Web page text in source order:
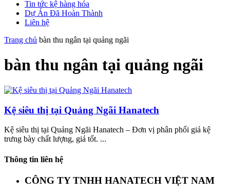
Tin tức kệ hàng hóa
Dự Án Đã Hoàn Thành
Liên hệ
Trang chủ bàn thu ngân tại quảng ngãi
bàn thu ngân tại quảng ngãi
Kệ siêu thị tại Quảng Ngãi Hanatech
Kệ siêu thị tại Quảng Ngãi Hanatech – Đơn vị phân phối giá kệ
trưng bày chất lượng, giá tốt. ...
Thông tin liên hệ
CÔNG TY TNHH HANATECH VIỆT NAM